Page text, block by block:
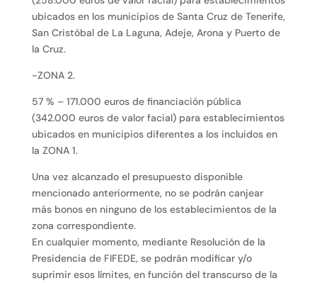
ubicados en los municipios de Santa Cruz de Tenerife,
San Cristóbal de La Laguna, Adeje, Arona y Puerto de
la Cruz.
-ZONA 2.
57 % – 171.000 euros de financiación pública
(342.000 euros de valor facial) para establecimientos
ubicados en municipios diferentes a los incluidos en
la ZONA 1.
Una vez alcanzado el presupuesto disponible
mencionado anteriormente, no se podrán canjear
más bonos en ninguno de los establecimientos de la
zona correspondiente.
En cualquier momento, mediante Resolución de la
Presidencia de FIFEDE, se podrán modificar y/o
suprimir esos límites, en función del transcurso de la